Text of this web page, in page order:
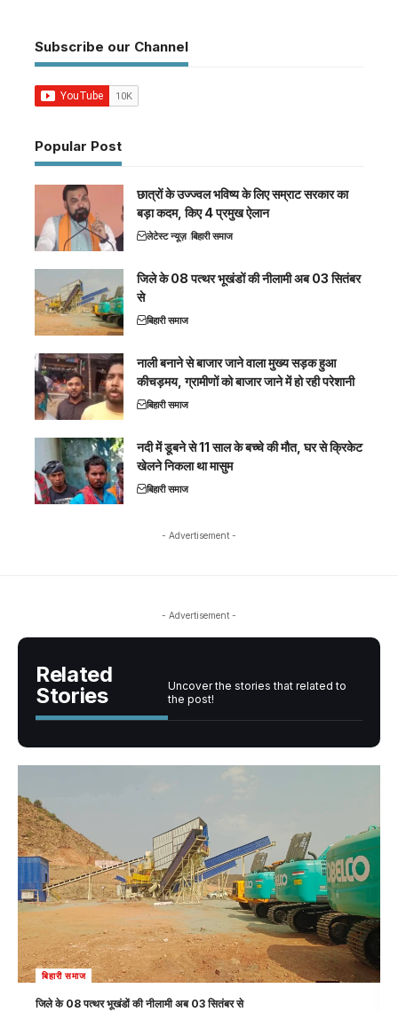
Subscribe our Channel
Popular Post
छात्रों के उज्ज्वल भविष्य के लिए सम्राट सरकार का
बड़ा कदम, किए 4 प्रमुख ऐलान
लेटेस्ट न्यूज़ बिहारी समाज
जिले के 08 पत्थर भूखंडों की नीलामी अब 03 सितंबर
से
बिहारी समाज
नाली बनाने से बाजार जाने वाला मुख्य सड़क हुआ
कीचड़मय, ग्रामीणों को बाजार जाने में हो रही परेशानी
बिहारी समाज
नदी में डूबने से 11 साल के बच्चे की मौत, घर से क्रिकेट
खेलने निकला था मासुम
बिहारी समाज
- Advertisement -
- Advertisement -
Related
Stories
Uncover the stories that related to
the post!
बिहारी समाज
जिले के 08 पत्थर भूखंडों की नीलामी अब 03 सितंबर से